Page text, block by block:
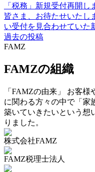
「税務」新規受付再開し
皆さま、お待たせいたし
い受付を見合わせていた
過去の投稿
FAMZ
FAMZの組織
「FAMZの由来」 お客
に関わる方々の中で「家
築いていきたいという想
りました。
株式会社FAMZ
FAMZ税理士法人